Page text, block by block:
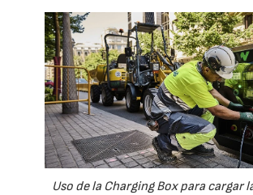
Uso de la Charging Box para cargar